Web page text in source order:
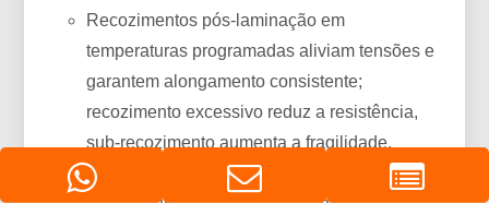
Recozimentos pós-laminação em
temperaturas programadas aliviam tensões e
garantem alongamento consistente;
recozimento excessivo reduz a resistência,
sub-recozimento aumenta a fragilidade.
Registros de processo (perfis de